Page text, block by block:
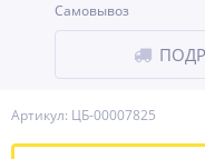
Артикул: ЦБ-00007825
Самовывоз